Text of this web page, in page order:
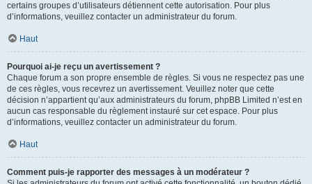
certains groupes d’utilisateurs détiennent cette autorisation. Pour plus
d’informations, veuillez contacter un administrateur du forum.
Haut
Pourquoi ai-je reçu un avertissement ?
Chaque forum a son propre ensemble de règles. Si vous ne respectez pas une
de ces règles, vous recevrez un avertissement. Veuillez noter que cette
décision n’appartient qu’aux administrateurs du forum, phpBB Limited n’est en
aucun cas responsable du règlement instauré sur cet espace. Pour plus
d’informations, veuillez contacter un administrateur du forum.
Haut
Comment puis-je rapporter des messages à un modérateur ?